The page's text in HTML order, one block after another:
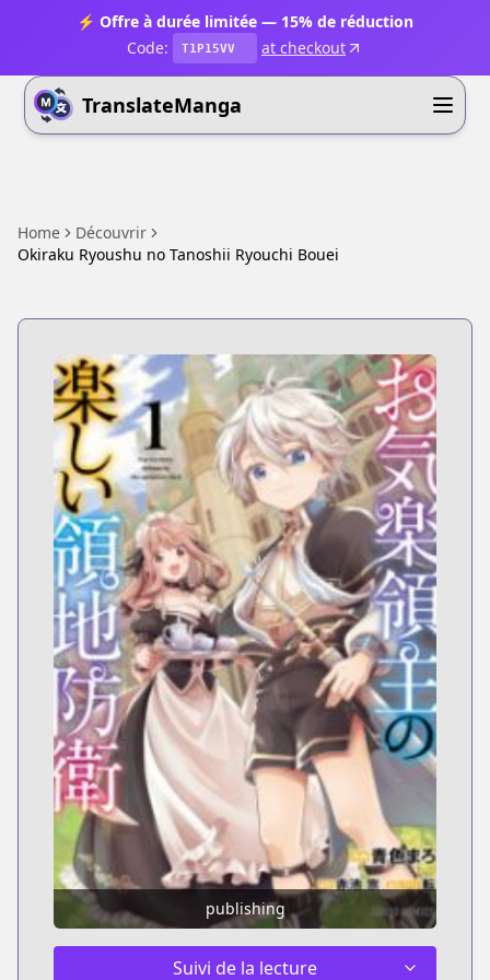
⚡ Offre à durée limitée — 15% de réduction
Code:
T1P15VV at checkout
TranslateManga
Home
Découvrir
Okiraku Ryoushu no Tanoshii Ryouchi Bouei
publishing
Suivi de la lecture